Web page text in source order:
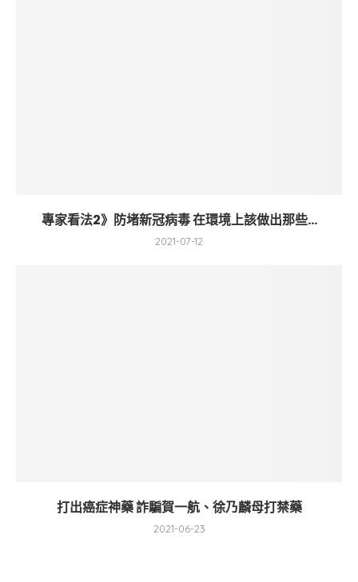
專家看法2》防堵新冠病毒 在環境上該做出那些...
2021-07-12
打出癌症神藥 詐騙賀一航、徐乃麟母打禁藥
2021-06-23